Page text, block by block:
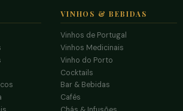
VINHOS & BEBIDAS
Vinhos de Portugal
Vinhos Medicinais
Vinho do Porto
Cocktails
Bar & Bebidas
Cafés